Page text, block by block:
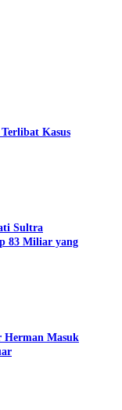
Kasus
Sultra
83 Miliar yang
Masuk